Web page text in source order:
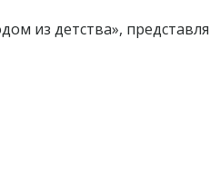
из детства»,